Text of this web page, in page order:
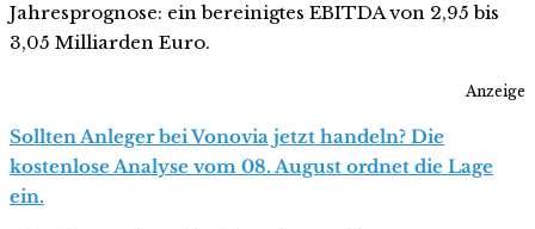
Jahresprognose: ein bereinigtes EBITDA von 2,95 bis
3,05 Milliarden Euro.
Anzeige
Sollten Anleger bei Vonovia jetzt handeln? Die
kostenlose Analyse vom 08. August ordnet die Lage
ein.